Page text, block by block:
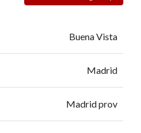
Buena Vista
Madrid
Madrid prov